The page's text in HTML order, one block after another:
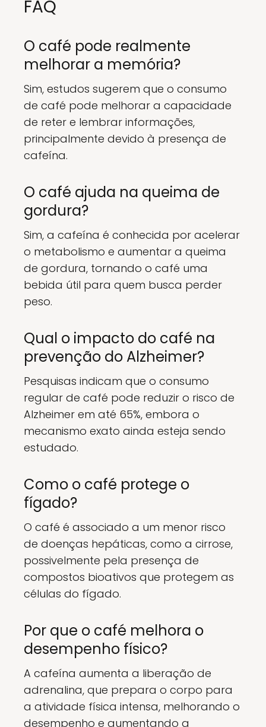
FAQ
O café pode realmente
melhorar a memória?
Sim, estudos sugerem que o consumo
de café pode melhorar a capacidade
de reter e lembrar informações,
principalmente devido à presença de
cafeína.
O café ajuda na queima de
gordura?
Sim, a cafeína é conhecida por acelerar
o metabolismo e aumentar a queima
de gordura, tornando o café uma
bebida útil para quem busca perder
peso.
Qual o impacto do café na
prevenção do Alzheimer?
Pesquisas indicam que o consumo
regular de café pode reduzir o risco de
Alzheimer em até 65%, embora o
mecanismo exato ainda esteja sendo
estudado.
Como o café protege o
fígado?
O café é associado a um menor risco
de doenças hepáticas, como a cirrose,
possivelmente pela presença de
compostos bioativos que protegem as
células do fígado.
Por que o café melhora o
desempenho físico?
A cafeína aumenta a liberação de
adrenalina, que prepara o corpo para
a atividade física intensa, melhorando o
desempenho e aumentando a